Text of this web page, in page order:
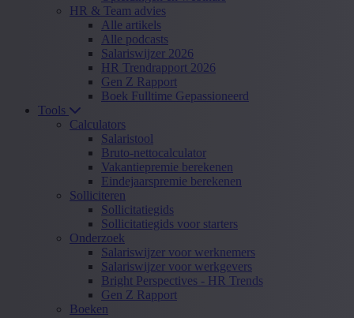
HR & Team advies
Alle artikels
Alle podcasts
Salariswijzer 2026
HR Trendrapport 2026
Gen Z Rapport
Boek Fulltime Gepassioneerd
Tools
Calculators
Salaristool
Bruto-nettocalculator
Vakantiepremie berekenen
Eindejaarspremie berekenen
Solliciteren
Sollicitatiegids
Sollicitatiegids voor starters
Onderzoek
Salariswijzer voor werknemers
Salariswijzer voor werkgevers
Bright Perspectives - HR Trends
Gen Z Rapport
Boeken